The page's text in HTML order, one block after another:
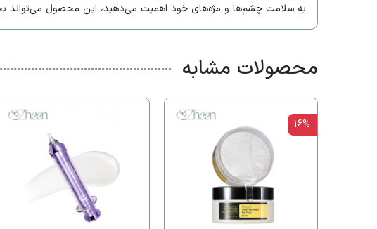
به سلامت چشم‌ها و مژه‌های خود اهمیت می‌دهید، این محصول می‌تواند
محصولات مشابه
16%